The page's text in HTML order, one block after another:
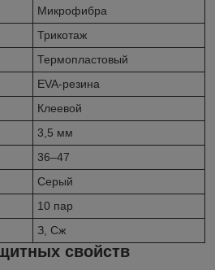
Микрофибра
Трикотаж
Термопластовый
EVA-резина
Клеевой
3,5 мм
36–47
Серый
10 пар
З, Сж
свойств